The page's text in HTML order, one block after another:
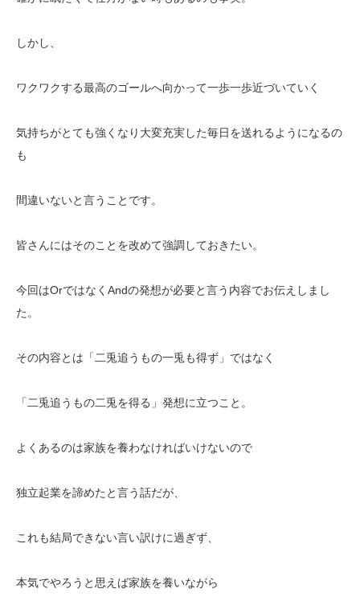
しかし、
ワクワクする最高のゴールへ向かって一歩一歩近づいていく
気持ちがとても強くなり大変充実した毎日を送れるようになるの
も
間違いないと言うことです。
皆さんにはそのことを改めて強調しておきたい。
今回はOrではなくAndの発想が必要と言う内容でお伝えしまし
た。
その内容とは「二兎追うもの一兎も得ず」ではなく
「二兎追うもの二兎を得る」発想に立つこと。
よくあるのは家族を養わなければいけないので
独立起業を諦めたと言う話だが、
これも結局できない言い訳けに過ぎず、
本気でやろうと思えば家族を養いながら